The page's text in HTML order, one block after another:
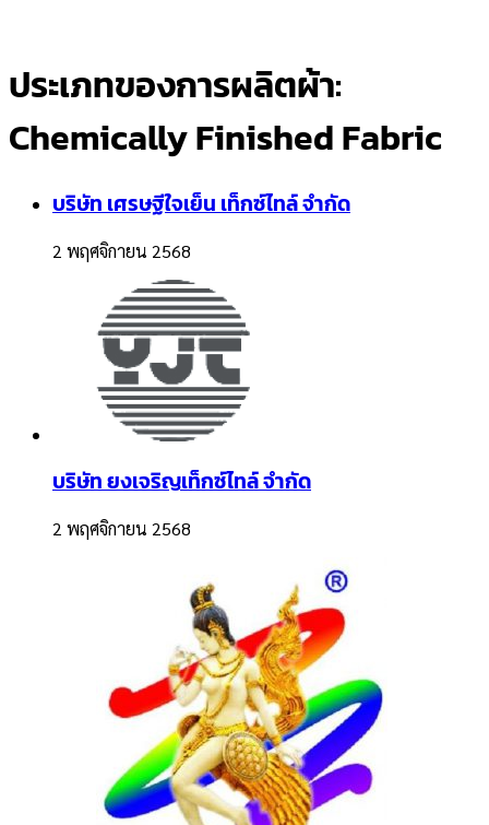
ประเภทของการผลิตผ้า:
Chemically Finished Fabric
บริษัท เศรษฐีใจเย็น เท็กซ์ไทล์ จำกัด
2 พฤศจิกายน 2568
บริษัท ยงเจริญเท็กซ์ไทล์ จำกัด
2 พฤศจิกายน 2568